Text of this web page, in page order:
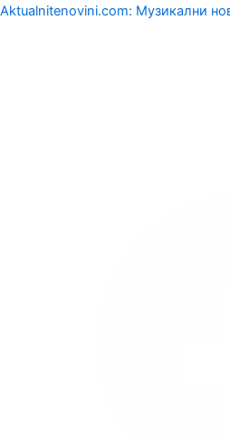
Aktualnitenovini.com: Музикални
Menu